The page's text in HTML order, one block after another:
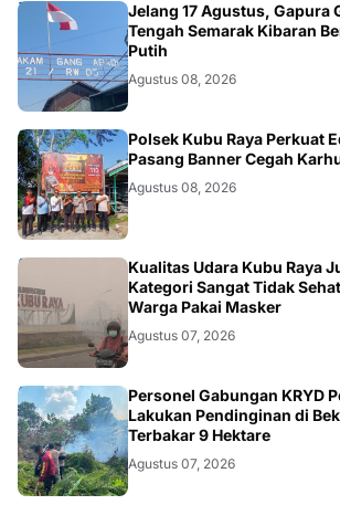
Jelang 17 Agustus, Gapura
Tengah Semarak Kibaran
Putih
Agustus 08, 2026
KALBAR
Polsek Kubu Raya Perkuat
Pasang Banner Cegah
Agustus 08, 2026
KALBAR
Kualitas Udara Kubu Raya
Kategori Sangat Tidak
Warga Pakai Masker
Agustus 07, 2026
KALBAR
Personel Gabungan KRYD
Lakukan Pendinginan di
Terbakar 9 Hektare
Agustus 07, 2026